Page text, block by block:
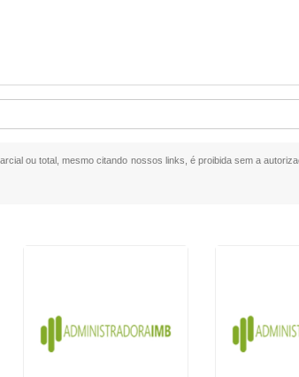
ou total, mesmo citando nossos links, é proibida sem a